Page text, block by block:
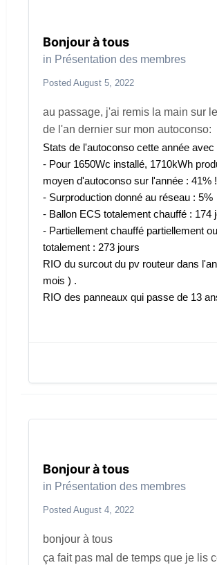
Bonjour à tous
in Présentation des membres
Posted August 5, 2022
au passage, j'ai remis la main sur
de l'an dernier sur mon autoconso:
Stats de l'autoconso cette année avec
- Pour 1650Wc installé, 1710kWh
moyen d'autoconso sur l'année : 41%
- Surproduction donné au réseau : 5%
- Ballon ECS totalement chauffé : 174
- Partiellement chauffé partiellement ou
totalement : 273 jours
RIO du surcout du pv routeur dans
mois ) .
RIO des panneaux qui passe de 13
Bonjour à tous
in Présentation des membres
Posted August 4, 2022
bonjour à tous
ça fait pas mal de temps que je lis